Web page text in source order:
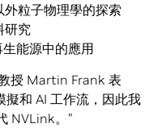
粒子物理學的探索
研究
能源中的應用
授 Martin Frank 表
擬和 AI 工作流，因此我
NVLink。”